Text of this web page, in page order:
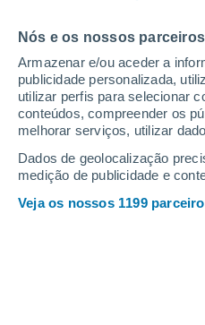
Nós e os nossos
Armazenar e/ou aceder a
publicidade personalizada,
utilizar perfis para selecionar
conteúdos, compreender os
melhorar serviços, utilizar
Dados de geolocalização
medição de publicidade e
Veja os nossos 1199
Buffalo
Burgess Junction
Carbon
Casper Mountain
Chugwater
Cokeville